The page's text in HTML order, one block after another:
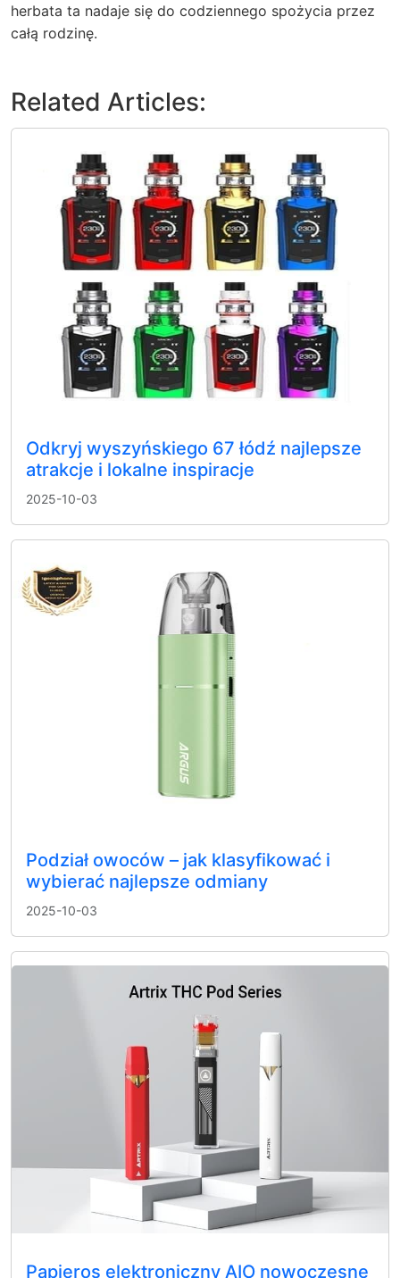
herbata ta nadaje się do codziennego spożycia przez
całą rodzinę.
Related Articles:
Odkryj wyszyńskiego 67 łódź najlepsze
atrakcje i lokalne inspiracje
2025-10-03
Podział owoców – jak klasyfikować i
wybierać najlepsze odmiany
2025-10-03
Papieros elektroniczny AIO nowoczesne